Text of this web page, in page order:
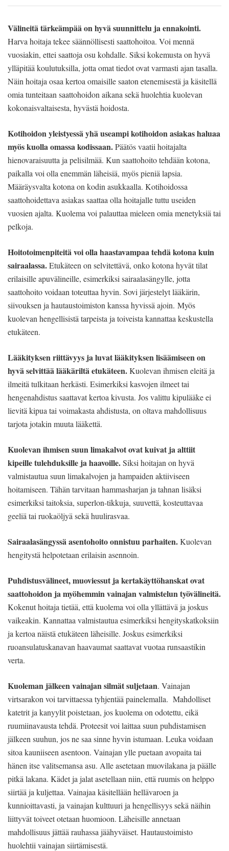
Välineitä tärkeämpää on hyvä suunnittelu ja ennakointi.
Harva hoitaja tekee säännöllisesti saattohoitoa. Voi mennä
vuosiakin, ettei saattoja osu kohdalle. Siksi kokemusta on hyvä
ylläpitää koulutuksilla, jotta omat tiedot ovat varmasti ajan tasalla.
Näin hoitaja osaa kertoa omaisille saaton etenemisestä ja käsitellä
omia tunteitaan saattohoidon aikana sekä huolehtia kuolevan
kokonaisvaltaisesta, hyvästä hoidosta.
Kotihoidon yleistyessä yhä useampi kotihoidon asiakas haluaa
myös kuolla omassa kodissaan.Päätös vaatii hoitajalta
hienovaraisuutta ja pelisilmää. Kun saattohoito tehdään kotona,
paikalla voi olla enemmän läheisiä, myös pieniä lapsia.
Määräysvalta kotona on kodin asukkaalla. Kotihoidossa
saattohoidettava asiakas saattaa olla hoitajalle tuttu useiden
vuosien ajalta. Kuolema voi palauttaa mieleen omia menetyksiä tai
pelkoja.
Hoitotoimenpiteitä voi olla haastavampaa tehdä kotona kuin
sairaalassa.Etukäteen on selvitettävä, onko kotona hyvät tilat
erilaisille apuvälineille, esimerkiksi sairaalasängylle, jotta
saattohoito voidaan toteuttaa hyvin. Sovi järjestelyt lääkärin,
siivouksen ja hautaustoimiston kanssa hyvissä ajoin. Myös
kuolevan hengellisistä tarpeista ja toiveista kannattaa keskustella
etukäteen.
Lääkityksen riittävyys ja luvat lääkityksen lisäämiseen on
hyvä selvittää lääkäriltä etukäteen.Kuolevan ihmisen eleitä ja
ilmeitä tulkitaan herkästi. Esimerkiksi kasvojen ilmeet tai
hengenahdistus saattavat kertoa kivusta. Jos valittu kipulääke ei
lievitä kipua tai voimakasta ahdistusta, on oltava mahdollisuus
tarjota jotakin muuta lääkettä.
Kuolevan ihmisen suun limakalvot ovat kuivat ja alttiit
kipeille tulehduksille ja haavoille.Siksi hoitajan on hyvä
valmistautua suun limakalvojen ja hampaiden aktiiviseen
hoitamiseen. Tähän tarvitaan hammasharjan ja tahnan lisäksi
esimerkiksi taitoksia, superlon-tikkuja, suuvettä, kosteuttavaa
geeliä tai ruokaöljyä sekä huulirasvaa.
Sairaalasängyssä asentohoito onnistuu parhaiten.Kuolevan
hengitystä helpotetaan erilaisin asennoin.
Puhdistusvälineet, muoviessut ja kertakäyttöhanskat ovat
saattohoidon ja myöhemmin vainajan valmistelun työvälineitä.
Kokenut hoitaja tietää, että kuolema voi olla yllättävä ja joskus
vaikeakin. Kannattaa valmistautua esimerkiksi hengityskatkoksiin
ja kertoa näistä etukäteen läheisille. Joskus esimerkiksi
ruoansulatuskanavan haavaumat saattavat vuotaa runsaastikin
verta.
Kuoleman jälkeen vainajan silmät suljetaan. Vainajan
virtsarakon voi tarvittaessa tyhjentää painelemalla. Mahdolliset
katetrit ja kanyylit poistetaan, jos kuolema on odotettu, eikä
ruumiinavausta tehdä. Proteesit voi laittaa suun puhdistamisen
jälkeen suuhun, jos ne saa sinne hyvin istumaan. Leuka voidaan
sitoa kauniiseen asentoon. Vainajan ylle puetaan avopaita tai
hänen itse valitsemansa asu. Alle asetetaan muovilakana ja päälle
pitkä lakana. Kädet ja jalat asetellaan niin, että ruumis on helppo
siirtää ja kuljettaa. Vainajaa käsitellään hellävaroen ja
kunnioittavasti, ja vainajan kulttuuri ja hengellisyys sekä näihin
liittyvät toiveet otetaan huomioon. Läheisille annetaan
mahdollisuus jättää rauhassa jäähyväiset. Hautaustoimisto
huolehtii vainajan siirtämisestä.